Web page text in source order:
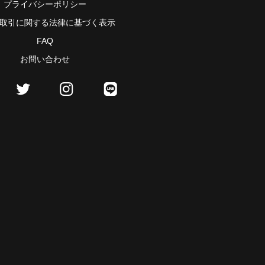
プライバシーポリシー
引に関する法律に基づく表示
FAQ
お問い合わせ